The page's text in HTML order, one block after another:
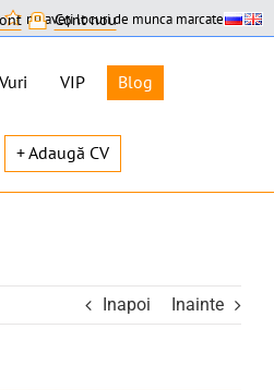
Cont nou
nu aveți locuri de munca marcate
VIP
Blog
+ Adaugă CV
Inapoi Inainte